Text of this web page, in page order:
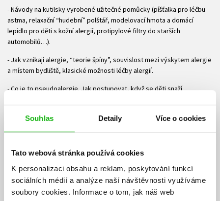
Souhlas Detaily Více o cookies
Tato webová stránka používá cookies
K personalizaci obsahu a reklam, poskytování funkcí
sociálních médií a analýze naší návštěvnosti využíváme
soubory cookies. Informace o tom, jak náš web
- Návody na kutilsky vyrobené užitečné pomůcky (píšťalka pro léčbu
astma, relaxační “hudební” polštář, modelovací hmota a domácí
lepidlo pro děti s kožní alergií, protipylové filtry do starších
automobilů…).
- Jak vznikají alergie, “teorie špíny”, souvislost mezi výskytem alergie
a místem bydliště, klasické možnosti léčby alergií.
- Co je to pseudoalergie. Jak postupovat, když se děti snaží
- Jak a kde hledat spouštěče alergie, proč počet alergiků stoupá, kam
a imunoložka, lékařka alergologicko-imunologické ordinace pro děti v
Ostravě.
Ke stažení